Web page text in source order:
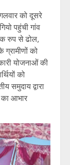
को दूसरे
पहुंची गांव
रुप से ढोल,
को
योजनाओं की
को
समुदाय द्वारा
का आभार